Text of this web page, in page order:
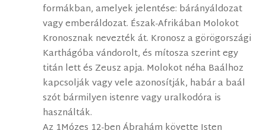
formákban, amelyek jelentése: bárányáldozat
vagy emberáldozat. Észak-Afrikában Molokot
Kronosznak nevezték át. Kronosz a görögországi
Karthágóba vándorolt, és mítosza szerint egy
titán lett és Zeusz apja. Molokot néha Baálhoz
kapcsolják vagy vele azonosítják, habár a baál
szót bármilyen istenre vagy uralkodóra is
használták.